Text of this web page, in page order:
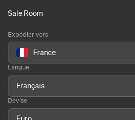
Sale Room
Expédier vers
France
Langue
Français
Devise